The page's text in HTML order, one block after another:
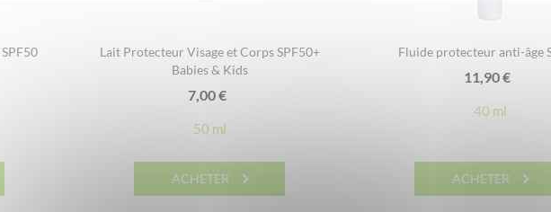
Lait Protecteur Visage et Corps SPF50+
Babies & Kids
7,00€
50 ml
ACHETER
Fluide protecteur anti-âge
11,90€
40 ml
ACHETER